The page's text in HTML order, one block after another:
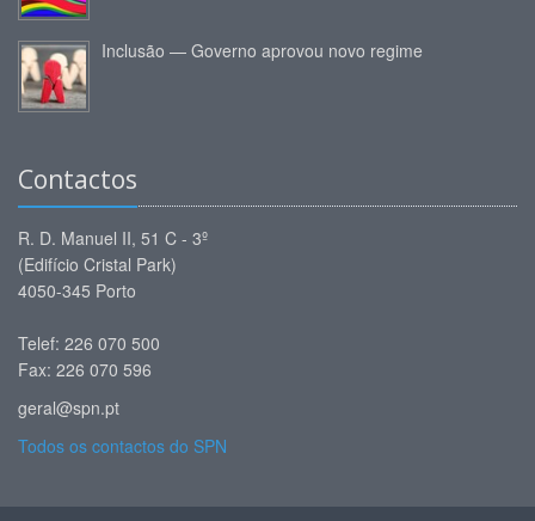
Inclusão — Governo aprovou novo regime
Contactos
R. D. Manuel II, 51 C - 3º
(Edifício Cristal Park)
4050-345 Porto
Telef: 226 070 500
Fax: 226 070 596
geral@spn.pt
Todos os contactos do SPN